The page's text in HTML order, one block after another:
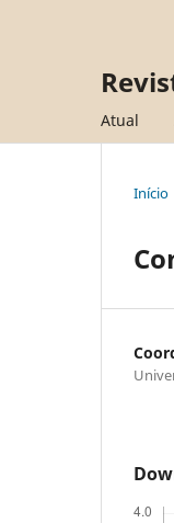
Atual
Início